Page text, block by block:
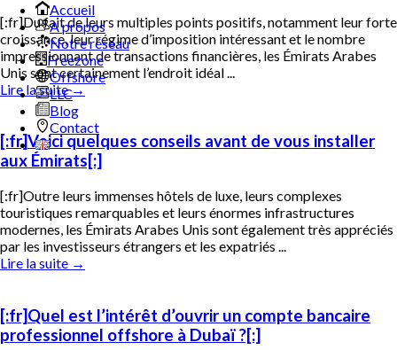
Accueil
A propos
Notre réseau
Freezone
Offshore
LLC
Blog
Contact
[:fr]Du fait de leurs multiples points positifs, notamment leur forte
croissance, leur régime d’imposition intéressant et le nombre
impressionnant de transactions financières, les Émirats Arabes
Unis sont certainement l’endroit idéal ...
Lire la suite→
[:fr]Voici quelques conseils avant de vous installer
aux Émirats[:]
[:fr]Outre leurs immenses hôtels de luxe, leurs complexes
touristiques remarquables et leurs énormes infrastructures
modernes, les Émirats Arabes Unis sont également très appréciés
par les investisseurs étrangers et les expatriés ...
Lire la suite →
[:fr]Quel est l’intérêt d’ouvrir un compte bancaire
professionnel offshore à Dubaï ?[:]